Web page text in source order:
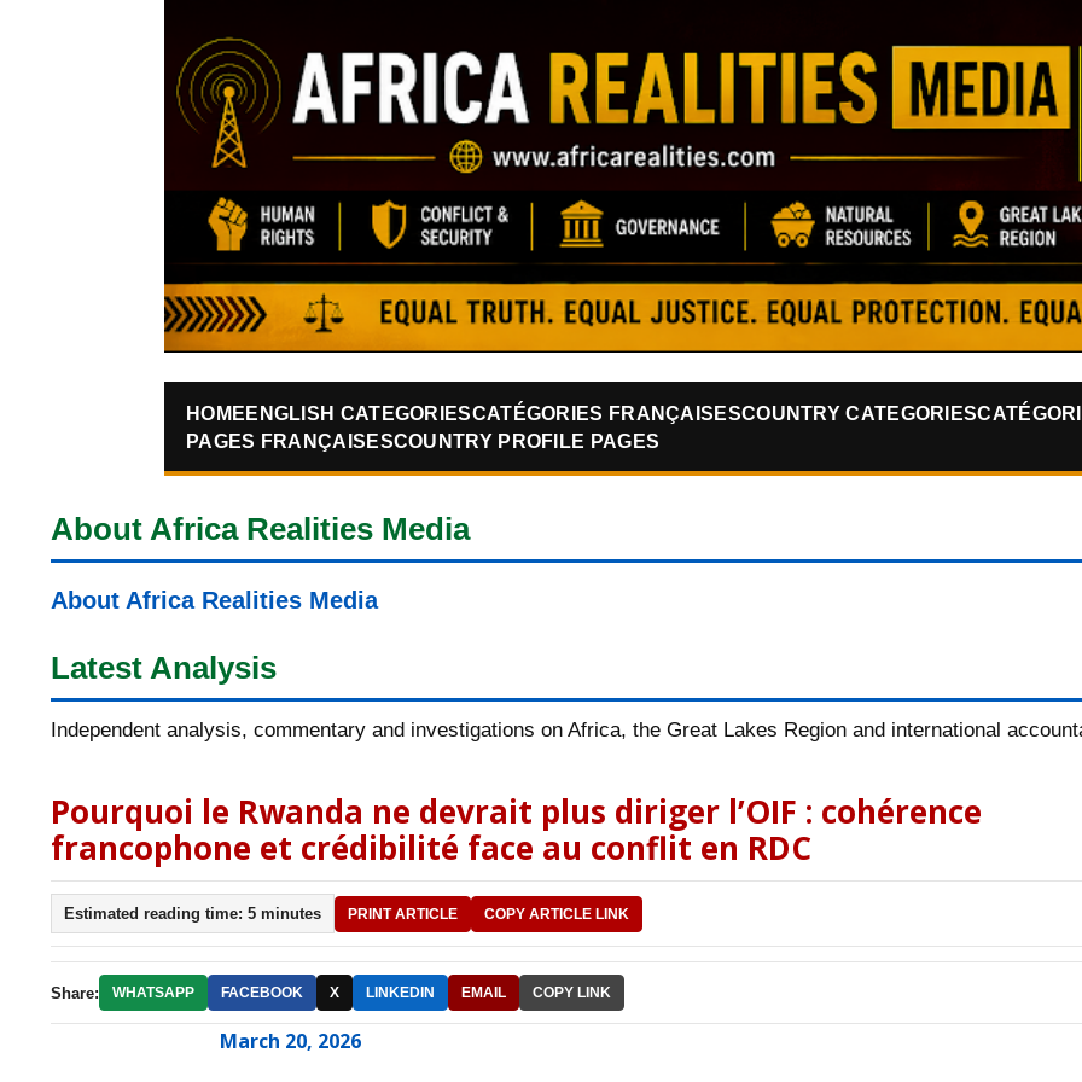
HOME ENGLISH CATEGORIESCATÉGORIES FRANÇAISESCOUNTRY CATEGORIES
PAGES FRANÇAISESCOUNTRY PROFILE PAGES
About Africa Realities Media
About Africa Realities Media
Latest Analysis
Independent analysis, commentary and investigations on Africa, the Great Lakes Region and international
Pourquoi le Rwanda ne devrait plus diriger l’OIF : cohérence
francophone et crédibilité face au conflit en RDC
Estimated reading time: 5 minutes PRINT ARTICLE COPY ARTICLE LINK
Share: WHATSAPP FACEBOOK X LINKEDIN EMAIL COPY LINK
March 20, 2026